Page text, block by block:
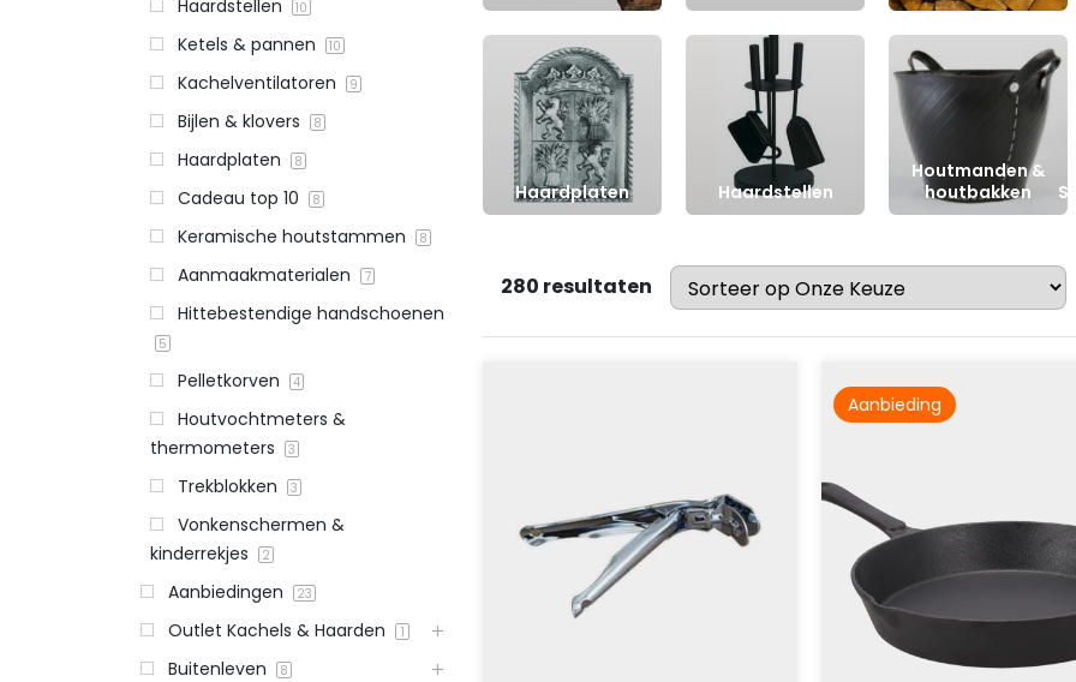
Haardstellen 10
Ketels & pannen 10
Kachelventilatoren 9
Bijlen & klovers 8
Haardplaten 8
Cadeau top 10 8
Keramische houtstammen 8
Aanmaakmaterialen 7
Hittebestendige handschoenen
5
Pelletkorven 4
Houtvochtmeters &
thermometers
3
Trekblokken 3
Vonkenschermen &
kinderrekjes
2
Aanbiedingen 23
Outlet Kachels & Haarden 1
Buitenleven 8
Haardplaten Haardstellen
Houtmanden &
houtbakken
280 resultaten
Aanbieding